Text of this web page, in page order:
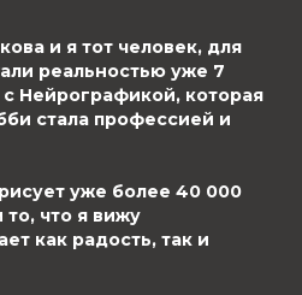
и я тот человек, для
реальностью уже 7
с Нейрографикой, которая
стала профессией и
уже более 40 000
что я вижу
как радость, так и